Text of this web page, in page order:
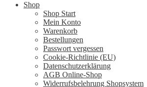
Shop
Shop Start
Mein Konto
Warenkorb
Bestellungen
Passwort vergessen
Cookie-Richtlinie (EU)
Datenschutzerklärung
AGB Online-Shop
Widerrufsbelehrung Shopsystem